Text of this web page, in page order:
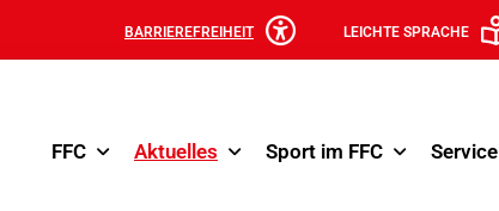
BARRIEREFREIHEIT LEICHTE SPRACHE
FFC Aktuelles Sport im FFC Service